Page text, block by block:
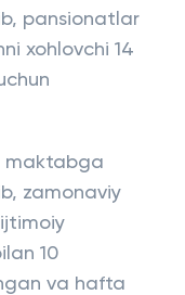
pansionatlar
xohlovchi 14
maktabga
zamonaviy
10
va hafta